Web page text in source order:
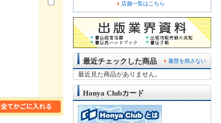
店舗一覧はこちら
履歴を残さない
最近チェックした商品
最近見た商品がありません。
Honya Clubカード